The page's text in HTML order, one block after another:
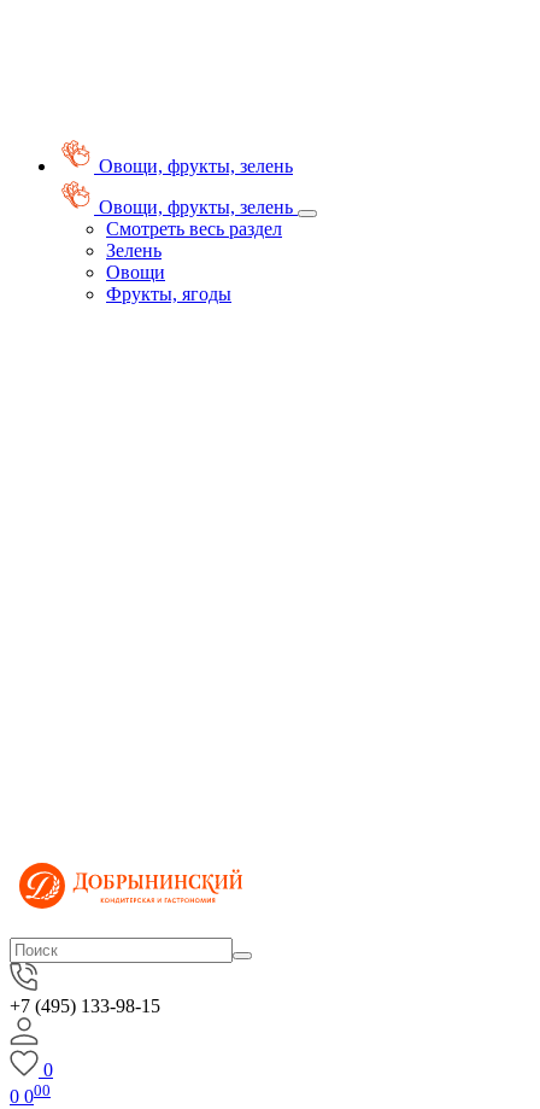
Овощи, фрукты, зелень
Овощи, фрукты, зелень
Смотреть весь раздел
Зелень
Овощи
Фрукты, ягоды
+7 (495) 133-98-15
0
0 000